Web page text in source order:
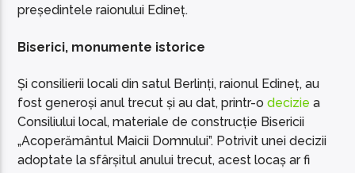
președintele raionului Edineț.
Biserici, monumente istorice
Și consilierii locali din satul Berlinți, raionul Edineț, au
fost generoși anul trecut și au dat, printr-odecizie a
Consiliului local, materiale de construcție Bisericii
„Acoperământul Maicii Domnului”. Potrivit unei decizii
adoptate la sfârșitul anului trecut, acest locaș ar fi